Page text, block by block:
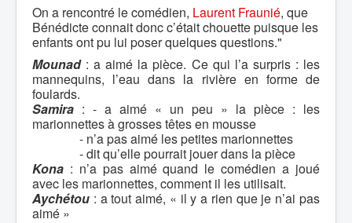
On a rencontré le comédien, Laurent Fraunié, que
Bénédicte connait donc c’était chouette puisque les
enfants ont pu lui poser quelques questions."
Mounad: a aimé la pièce. Ce qui l’a surpris : les
mannequins, l’eau dans la rivière en forme de
foulards.
Samira : - a aimé « un peu » la pièce : les
marionnettes à grosses têtes en mousse
- n’a pas aimé les petites marionnettes
- dit qu’elle pourrait jouer dans la pièce
Kona : n’a pas aimé quand le comédien a joué
avec les marionnettes, comment il les utilisait.
Aychétou : a tout aimé, « il y a rien que je n’ai pas
aimé »